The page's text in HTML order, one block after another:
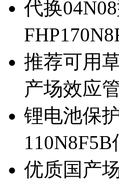
代换
推荐可用
产场效应管
锂电池保
优质国产